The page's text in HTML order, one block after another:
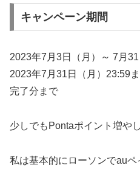
キャンペーン期間
2023年7月3日（月）～ 7月31
2023年7月31日（月）23:59
完了分まで
少しでもPontaポイント増や
私は基本的にローソンでauペ